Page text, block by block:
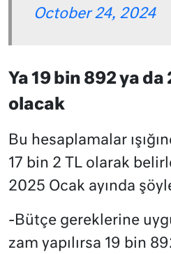
October 24, 2024
Ya 19 bin 892 ya da
olacak
Bu hesaplamalar
17 bin 2 TL olarak
2025 Ocak ayında
-Bütçe gereklerine
zam yapılırsa 19 bin